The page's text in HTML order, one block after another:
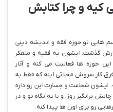
و چرا کتابش
هایی تو حوزه فقه و اندیشه دینی
گذشت. ایشون یه فقیه و متفکر
حوزه ها فعالیت می کنه و آثار
کار سروش محلاتی اینه که فقط به
ایشون شجاعت و جسارت این رو داره
برانگیز روز، و با یه نگاه نو و در
رو برای اون ها پیدا کنه.